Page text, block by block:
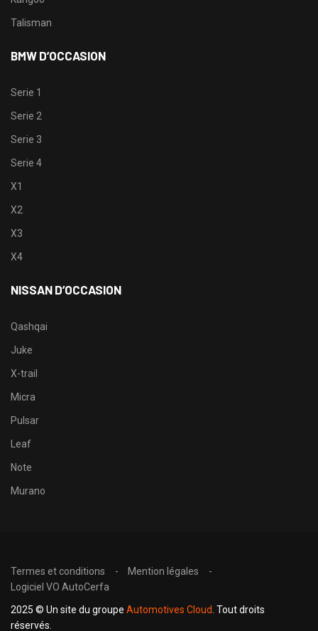
Talisman
BMW D’OCCASION
Serie 1
Serie 2
Serie 3
Serie 4
X1
X2
X3
X4
NISSAN D’OCCASION
Qashqai
Juke
X-trail
Micra
Pulsar
Leaf
Note
Murano
Termes et conditions
Mention légales
Logiciel VO AutoCerfa
2025 © Un site du groupe Automotives Cloud . Tout droits
réservés.